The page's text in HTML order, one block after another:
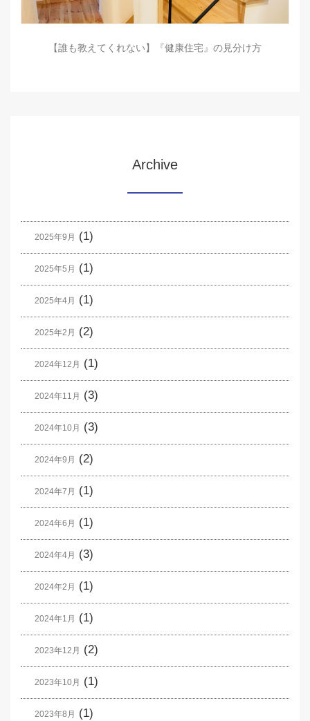
【誰も教えてくれない】『健康住宅』の見分け方
Archive
2025年9月 (1)
2025年5月 (1)
2025年4月 (1)
2025年2月 (2)
2024年12月 (1)
2024年11月 (3)
2024年10月 (3)
2024年9月 (2)
2024年7月 (1)
2024年6月 (1)
2024年4月 (3)
2024年2月 (1)
2024年1月 (1)
2023年12月 (2)
2023年10月 (1)
2023年8月 (1)